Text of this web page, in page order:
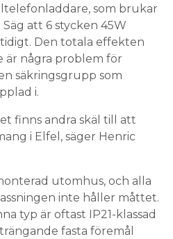
som brukar
att 6 stycken 45W
Den totala effekten
är några problem för
säkringsgrupp som
i.
finns andra skäl till att
i Elfel, säger Henric
utomhus, och alla
inte håller måttet.
typ är oftast IP21-klassad
fasta föremål